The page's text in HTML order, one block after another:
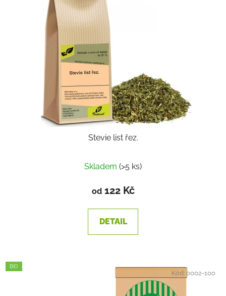
Stevie list řez.
Skladem (>5 ks)
od122 Kč
DETAIL
BIO
Kód:0002-100